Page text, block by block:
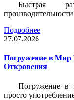
Быстрая
Подробнее
27.07.2026
Погружение в Мир
Откровения
Погружение в
просто